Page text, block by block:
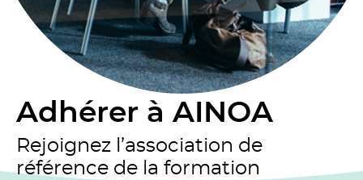
Adhérer à AINOA
Rejoignez l’association de
référence de la formation